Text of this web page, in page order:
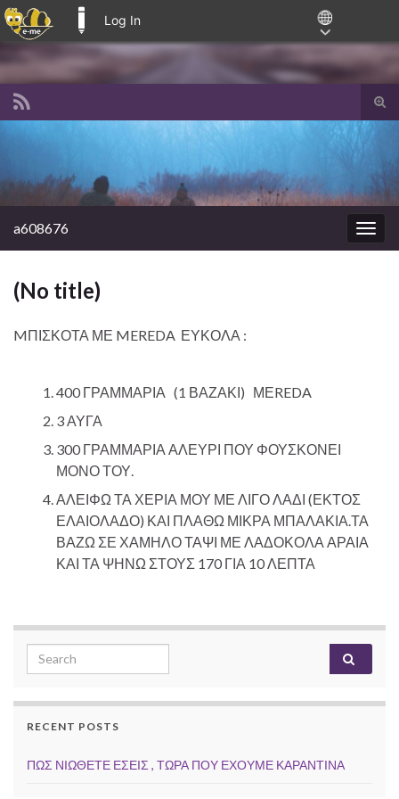
Log In
a608676
(No title)
MΠΙΣΚΟΤΑ ΜΕ MEREDA ΕΥΚΟΛΑ :
400 ΓΡΑΜΜΑΡΙΑ (1 ΒΑΖΑΚΙ) ΜΕREDA
3 ΑΥΓΑ
300 ΓΡΑΜΜΑΡΙΑ ΑΛΕΥΡΙ ΠΟΥ ΦΟΥΣΚΟΝΕΙ
ΜΟΝΟ ΤΟΥ.
ΑΛΕΙΦΩ ΤΑ ΧΕΡΙΑ ΜΟΥ ΜΕ ΛΙΓΟ ΛΑΔΙ (ΕΚΤΟΣ
ΕΛΑΙΟΛΑΔΟ) ΚΑΙ ΠΛΑΘΩ ΜΙΚΡΑ ΜΠΑΛΑΚΙΑ.ΤΑ
ΒΑΖΩ ΣΕ ΧΑΜΗΛΟ ΤΑΨΙ ΜΕ ΛΑΔΟΚΟΛΑ ΑΡΑΙΑ
ΚΑΙ ΤΑ ΨΗΝΩ ΣΤΟΥΣ 170 ΓΙΑ 10 ΛΕΠΤΑ
Search for:
RECENT POSTS
ΠΩΣ ΝΙΩΘΕΤΕ ΕΣΕΙΣ , ΤΩΡΑ ΠΟΥ ΕΧΟΥΜΕ ΚΑΡΑΝΤΙΝΑ